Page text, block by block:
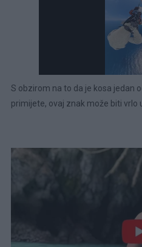
S obzirom na to da je kosa jedan
primijete, ovaj znak može biti vrlo